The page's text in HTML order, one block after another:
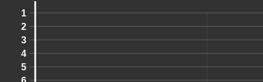
1
2
3
4
5